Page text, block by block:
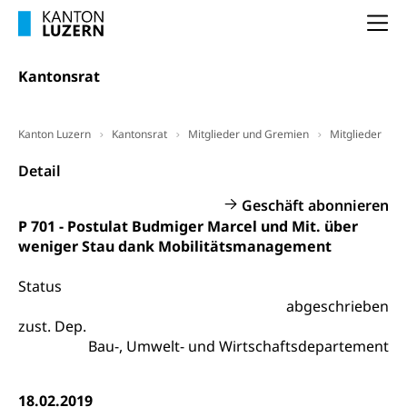
Kantonsrat
Kanton Luzern Kantonsrat Mitglieder und Gremien Mitglieder
Detail
Geschäft abonnieren
P 701 - Postulat Budmiger Marcel und Mit. über
weniger Stau dank Mobilitätsmanagement
Status
abgeschrieben
zust. Dep.
Bau-, Umwelt- und Wirtschaftsdepartement
18.02.2019
Dienststelle Steuern - Wissenswertes
Frühpensionierung, Altersrente, berufliche
Vorsorge, Altersvorsorge
AHV-Altersrente (WAS Luzern)
Altersvorsorge (gruezi.lu.ch)
Wissenschaftsförderung
Wissenschaft, Forschung, Entwicklung, Projekte
Pilotprojekte Klima
Projektförderung Universität Luzern unilu
Erwachsenenbildung und Weiterbildung
Umschulung, zweiter Bildungsweg,
Nachdiplomstudium, Zusatzlehre, Höhere
Berufsbildung, Berufsmatura nach Lehre,
Neuorientierung, Grundkompetenzen,
Berufsberatung, Standortbestimmung,